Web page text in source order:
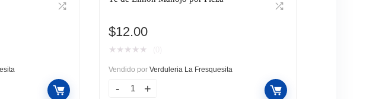
$12.00
★ ★ ★ ★ ★
Vendido por Verduleria La Fresquesita